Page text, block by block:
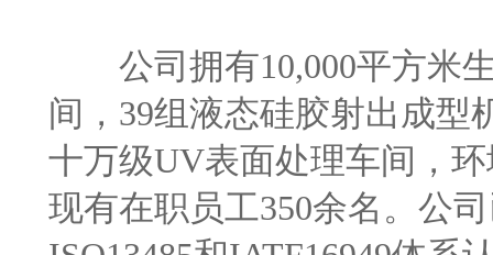
公司拥有10,000平方米
间，39组液态硅胶射出成型
十万级UV表面处理车间，
现有在职员工350余名。公